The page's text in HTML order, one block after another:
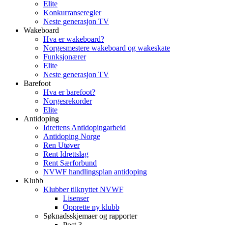
Elite
Konkurranseregler
Neste generasjon TV
Wakeboard
Hva er wakeboard?
Norgesmestere wakeboard og wakeskate
Funksjonærer
Elite
Neste generasjon TV
Barefoot
Hva er barefoot?
Norgesrekorder
Elite
Antidoping
Idrettens Antidopingarbeid
Antidoping Norge
Ren Utøver
Rent Idrettslag
Rent Særforbund
NVWF handlingsplan antidoping
Klubb
Klubber tilknyttet NVWF
Lisenser
Opprette ny klubb
Søknadsskjemaer og rapporter